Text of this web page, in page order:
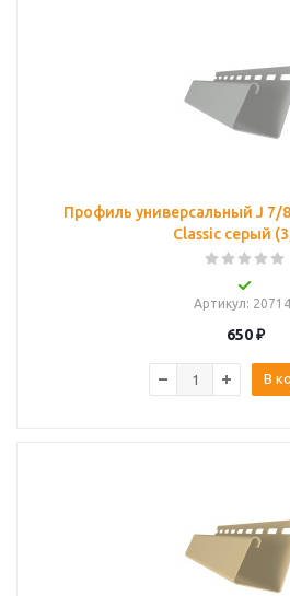
Профиль универсальный J 7/
Classic серый
Артикул:
650₽
В